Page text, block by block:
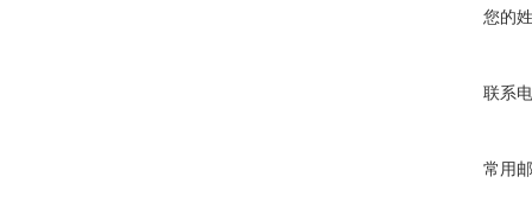
您的
联系
常用